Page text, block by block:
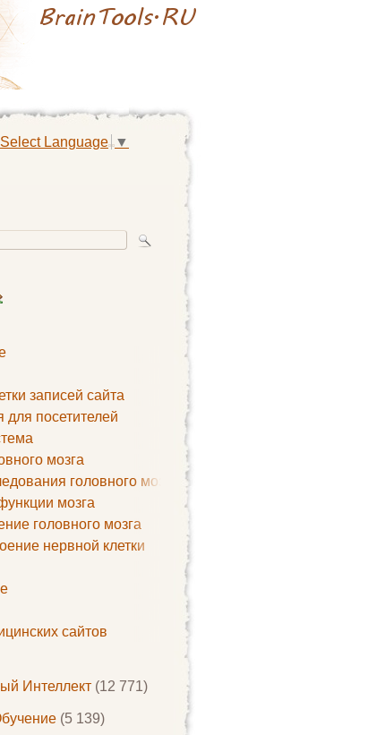
Select Language ▼
записей сайта
посетителей
мозга
головного мозга
мозга
головного мозга
нервной клетки
сайтов
Интеллект (12 771)
(5 139)